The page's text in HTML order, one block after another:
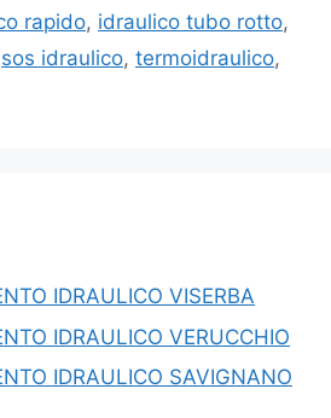
rapido, idraulico tubo rotto,
sos idraulico, termoidraulico,
IDRAULICO VISERBA
IDRAULICO VERUCCHIO
IDRAULICO SAVIGNANO